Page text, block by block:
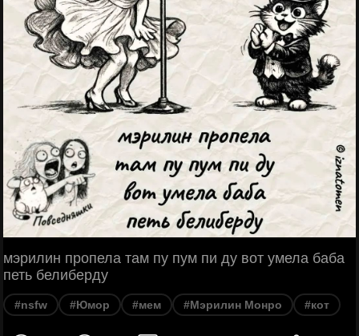
мэрилин пропела там пу пум пи ду вот умела баба
петь белиберду
#nsfw #Юмор #мем #Мэрилин Монро #кот